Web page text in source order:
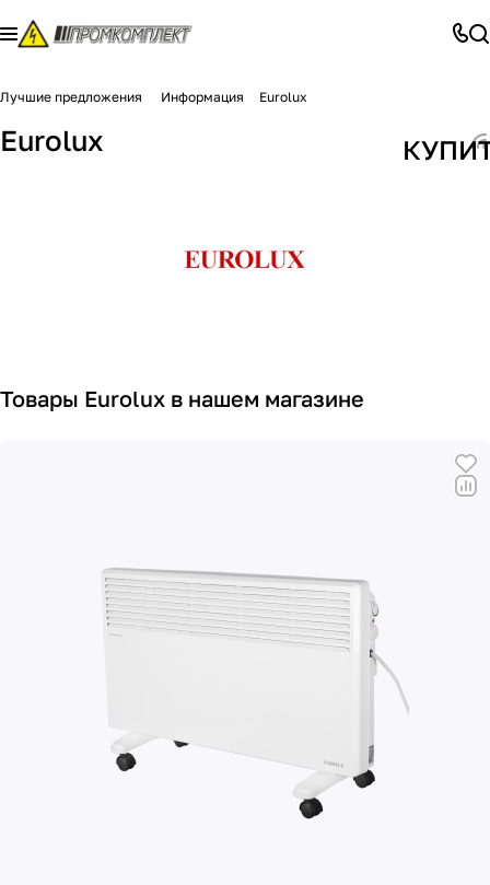
Лучшие предложения Информация Eurolux
Eurolux
Товары Eurolux в нашем магазине